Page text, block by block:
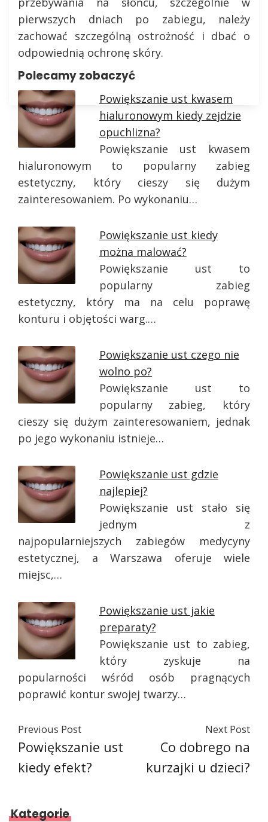
pierwszych dniach po zabiegu, należy
zachować szczególną ostrożność i dbać o
odpowiednią ochronę skóry.
Polecamy zobaczyć
Powiększanie ust kwasem
hialuronowym kiedy zejdzie
opuchlizna?
Powiększanie ust kwasem
hialuronowym to popularny zabieg
estetyczny, który cieszy się dużym
zainteresowaniem. Po wykonaniu…
Powiększanie ust kiedy
można malować?
Powiększanie ust to
popularny zabieg
estetyczny, który ma na celu poprawę
konturu i objętości warg.…
Powiększanie ust czego nie
wolno po?
Powiększanie ust to
popularny zabieg, który
cieszy się dużym zainteresowaniem, jednak
po jego wykonaniu istnieje…
Powiększanie ust gdzie
najlepiej?
Powiększanie ust stało się
jednym z
najpopularniejszych zabiegów medycyny
estetycznej, a Warszawa oferuje wiele
miejsc,…
Powiększanie ust jakie
preparaty?
Powiększanie ust to zabieg,
który zyskuje na
popularności wśród osób pragnących
poprawić kontur swojej twarzy…
Previous Post
Powiększanie ust
kiedy efekt?
Next Post
Co dobrego na
kurzajki u dzieci?
Kategorie